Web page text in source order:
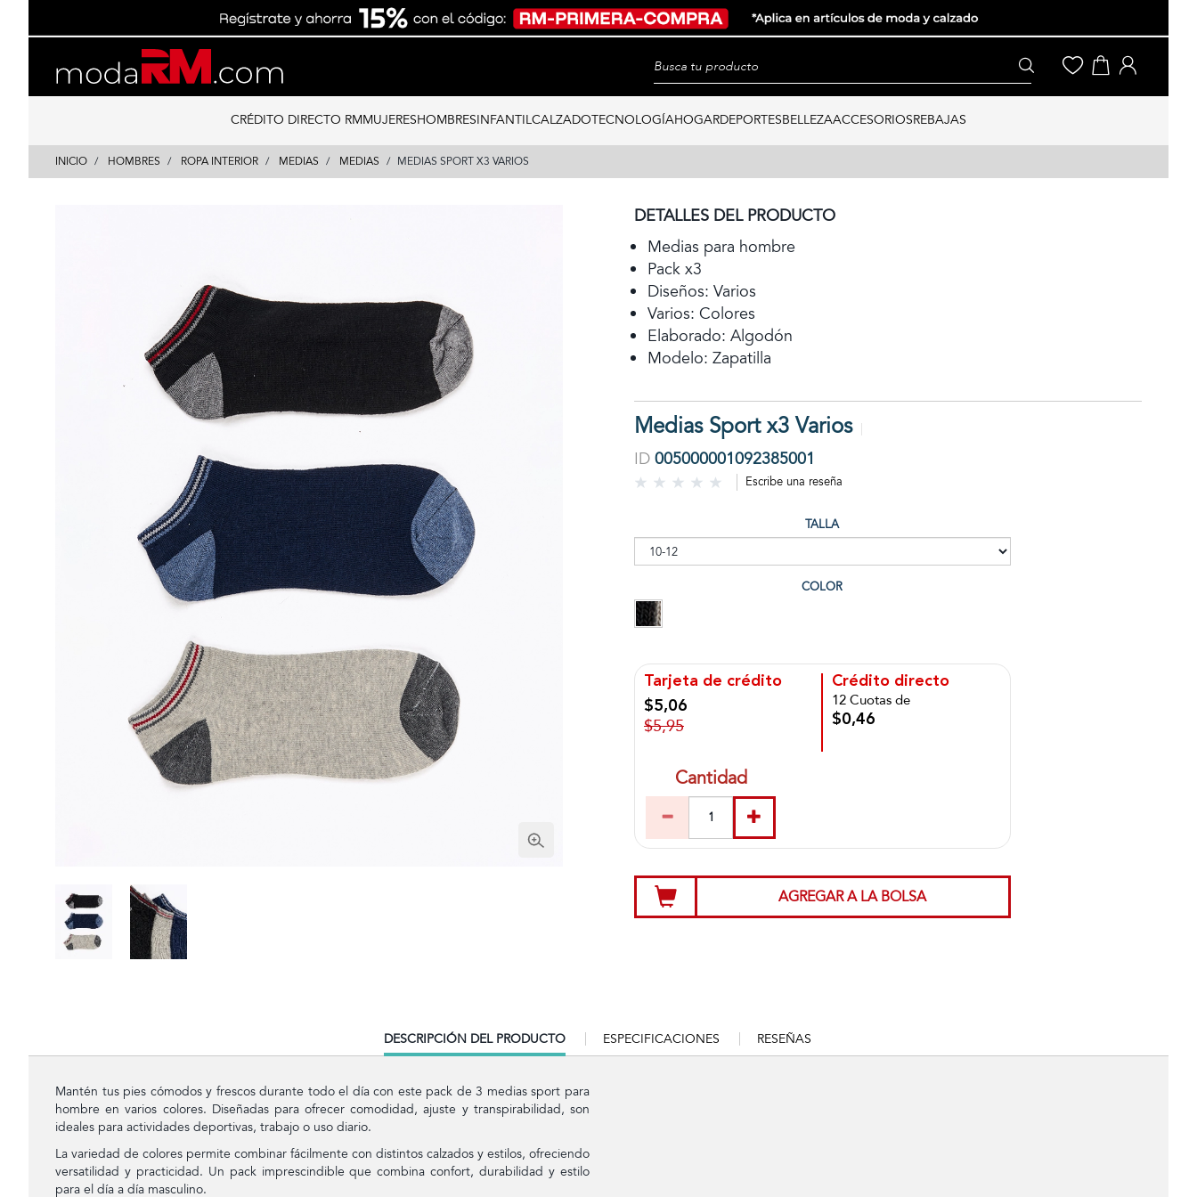
content
navigation
CRÉDITO DIRECTO RMMUJERESHOMBRESINFANTILCALZADOTECNOLOGÍAHOGARDEPORTESBELLEZAACCESORIOSREBAJAS
INICIO HOMBRES ROPA INTERIOR MEDIAS MEDIAS MEDIAS SPORT X3 VARIOS
DETALLES DEL PRODUCTO
Medias para hombre
Pack x3
Diseños: Varios
Varios: Colores
Elaborado: Algodón
Modelo: Zapatilla
Medias Sport x3 Varios
ID 005000001092385001
Escribe una reseña
TALLA
COLOR
Tarjeta de crédito
$5,06
$5,95
Crédito directo
12 Cuotas de
$0,46
Cantidad
AGREGAR A LA BOLSA
CURRENT
TAB:
DESCRIPCIÓN DEL PRODUCTO ESPECIFICACIONES RESEÑAS
Mantén tus pies cómodos y frescos durante todo el día con este pack de 3 medias sport para
hombre en varios colores. Diseñadas para ofrecer comodidad, ajuste y transpirabilidad, son
ideales para actividades deportivas, trabajo o uso diario.
La variedad de colores permite combinar fácilmente con distintos calzados y estilos, ofreciendo
versatilidad y practicidad. Un pack imprescindible que combina confort, durabilidad y estilo
para el día a día masculino.